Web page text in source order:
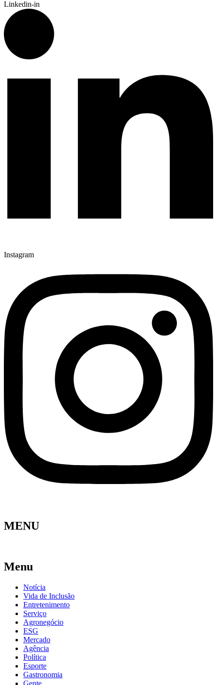
Linkedin-in
Instagram
MENU
Menu
Notícia
Vida de Inclusão
Entretenimento
Serviço
Agronegócio
ESG
Mercado
Agência
Política
Esporte
Gastronomia